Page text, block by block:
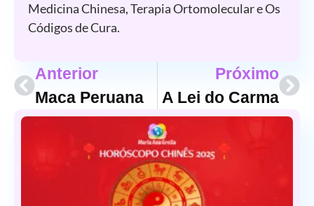
Medicina Chinesa, Terapia Ortomolecular e Os
Códigos de Cura.
Anterior
Maca Peruana
Próximo
A Lei do Carma